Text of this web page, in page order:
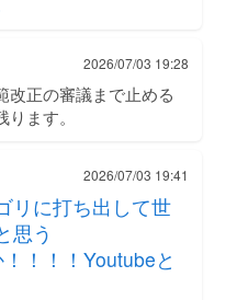
2026/07/03 19:28
改正の審議まで止める
ます。
2026/07/03 19:41
リに打ち出して世
思う
！！！Youtubeと